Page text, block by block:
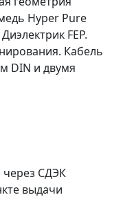
Hyper Pure
FEP.
Кабель
DIN и двумя
через СДЭК
выдачи